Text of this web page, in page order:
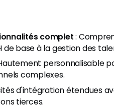
complet:
de base à la gestion des
personnalisable
complexes.
d'intégration étendues
tierces.